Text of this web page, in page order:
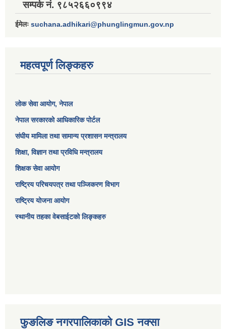
सम्पर्क नं. ९८५२६६०९९४
ईमेलः suchana.adhikari@phunglingmun.gov.np
महत्वपूर्ण लिङ्कहरु
लोक सेवा आयोग, नेपाल
नेपाल सरकारको आधिकारिक पोर्टल
संघीय मामिला तथा सामान्य प्रशासन मन्त्रालय
शिक्षा, विज्ञान तथा प्रविधि मन्त्रालय
शिक्षक सेवा आयोग
राष्ट्रिय परिचयपत्र तथा पञ्जिकरण विभाग
राष्ट्रिय योजना आयोग
स्थानीय तहका वेबसाईटको लिङ्कहरु
फुङलिङ नगरपालिकाको GIS नक्सा